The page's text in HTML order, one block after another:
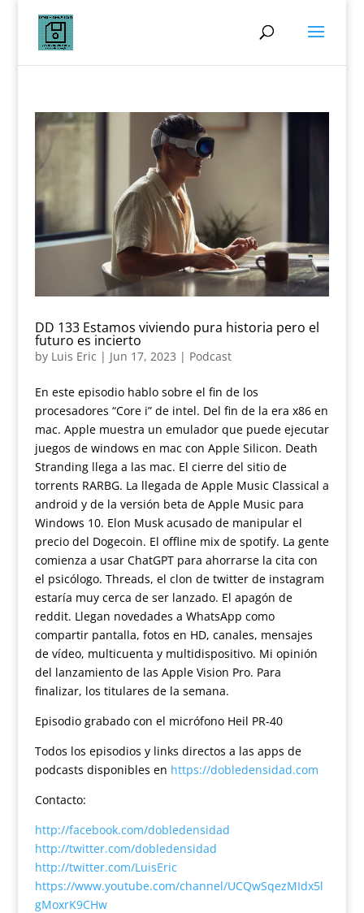
DD 133 Estamos viviendo pura historia pero el
futuro es incierto
by Luis Eric | Jun 17, 2023 | Podcast
En este episodio hablo sobre el fin de los
procesadores “Core i” de intel. Del fin de la era x86 en
mac. Apple muestra un emulador que puede ejecutar
juegos de windows en mac con Apple Silicon. Death
Stranding llega a las mac. El cierre del sitio de
torrents RARBG. La llegada de Apple Music Classical a
android y de la versión beta de Apple Music para
Windows 10. Elon Musk acusado de manipular el
precio del Dogecoin. El offline mix de spotify. La gente
comienza a usar ChatGPT para ahorrarse la cita con
el psicólogo. Threads, el clon de twitter de instagram
estaría muy cerca de ser lanzado. El apagón de
reddit. Llegan novedades a WhatsApp como
compartir pantalla, fotos en HD, canales, mensajes
de vídeo, multicuenta y multidispositivo. Mi opinión
del lanzamiento de las Apple Vision Pro. Para
finalizar, los titulares de la semana.
Episodio grabado con el micrófono Heil PR-40
Todos los episodios y links directos a las apps de
podcasts disponibles en https://dobledensidad.com
Contacto:
http://facebook.com/dobledensidad
http://twitter.com/dobledensidad
http://twitter.com/LuisEric
https://www.youtube.com/channel/UCQwSqezMIdx5l
gMoxrK9CHw